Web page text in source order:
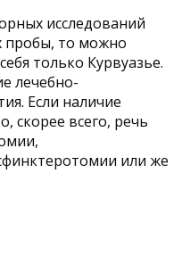
исследований
пробы, то можно
только Курвуазье.
лечебно-
Если наличие
скорее всего, речь
или же